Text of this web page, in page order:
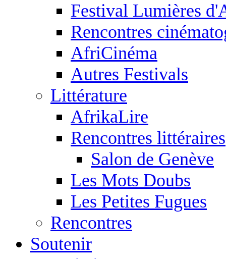
Festival Lumières
Rencontres
AfriCinéma
Autres Festivals
Littérature
AfrikaLire
Rencontres littéraires
Salon de Genève
Les Mots Doubs
Les Petites Fugues
Rencontres
Soutenir